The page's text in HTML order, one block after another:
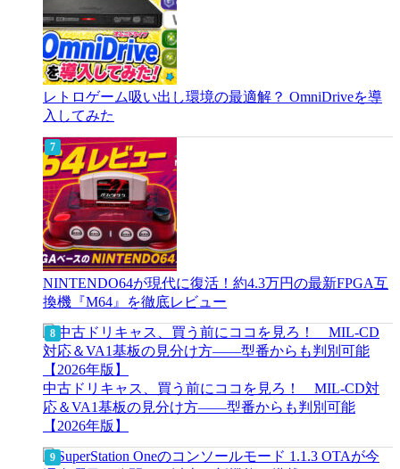
レトロゲーム吸い出し環境の最適解？ OmniDriveを導
入してみた
NINTENDO64が現代に復活！約4.3万円の最新FPGA互
換機『M64』を徹底レビュー
中古ドリキャス、買う前にココを見ろ！ MIL-CD対
応＆VA1基板の見分け方——型番からも判別可能
【2026年版】